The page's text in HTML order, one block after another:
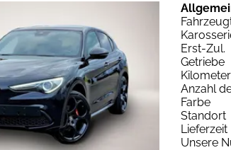
Erst-Zul.
Getriebe
Anzahl
Farbe
Standort
Lieferzeit
Unsere